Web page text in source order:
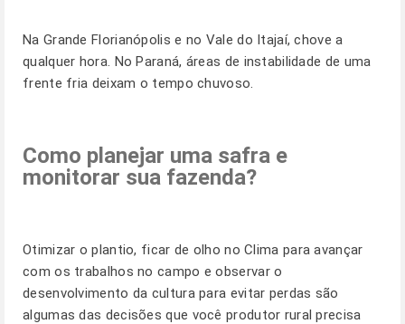
Na Grande Florianópolis e no Vale do Itajaí, chove a
qualquer hora. No Paraná, áreas de instabilidade de uma
frente fria deixam o tempo chuvoso.
Como planejar uma safra e
monitorar sua fazenda?
Otimizar o plantio, ficar de olho no Clima para avançar
com os trabalhos no campo e observar o
desenvolvimento da cultura para evitar perdas são
algumas das decisões que você produtor rural precisa